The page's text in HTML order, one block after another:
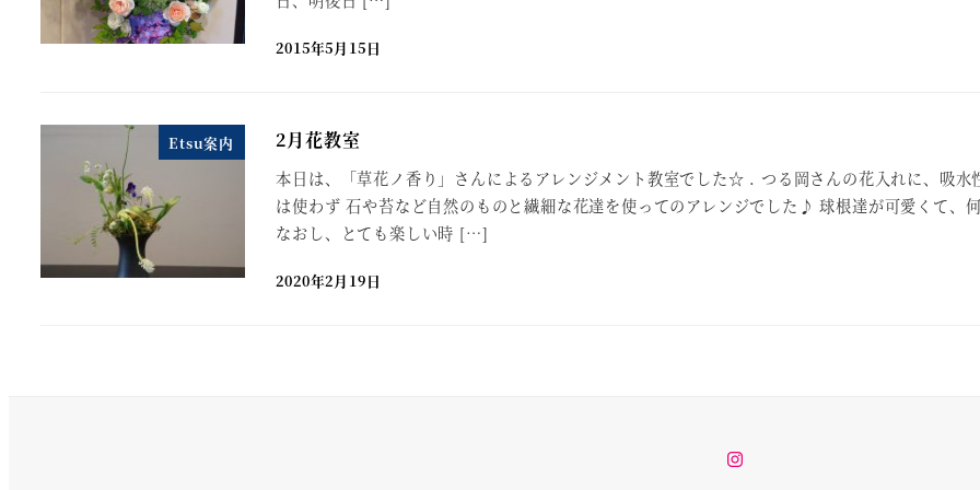
2015年5月15日
Etsu案内 2月花教室
本日は、「草花ノ香り」さんによるアレンジメント教室でした☆ . つる岡さんの花入れに、吸水
は使わず 石や苔など自然のものと繊細な花達を使ってのアレンジでした♪ 球根達が可愛くて、
なおし、とても楽しい時 […]
2020年2月19日
instagram